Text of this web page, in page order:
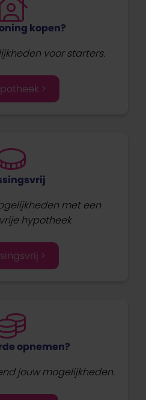
kopen?
voor starters.
>
met een
hypotheek
>
opnemen?
jouw mogelijkheden.